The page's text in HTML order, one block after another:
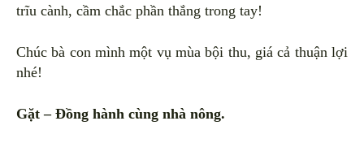
trĩu cành, cầm chắc phần thắng trong tay!
Chúc bà con mình một vụ mùa bội thu, giá cả thuận lợi
nhé!
Gặt – Đồng hành cùng nhà nông.